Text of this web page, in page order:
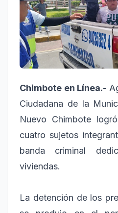
Chimbote en Línea.-
Ciudadana de la
Nuevo Chimbote
cuatro sujetos
banda criminal
viviendas.
La detención de los